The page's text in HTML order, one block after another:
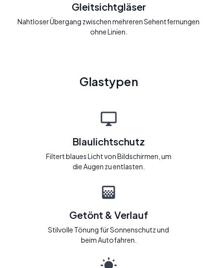
Gleitsichtgläser
Nahtloser Übergang zwischen mehreren Sehentfernungen
ohne Linien.
Glastypen
Blaulichtschutz
Filtert blaues Licht von Bildschirmen, um
die Augen zu entlasten.
Getönt & Verlauf
Stilvolle Tönung für Sonnenschutz und
beim Autofahren.